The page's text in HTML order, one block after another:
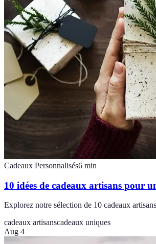
Cadeaux Personnalisés6 min
10 idées de cadeaux artisans pour
Explorez notre sélection de 10 cadeaux
cadeaux artisanscadeaux uniques
Aug 4